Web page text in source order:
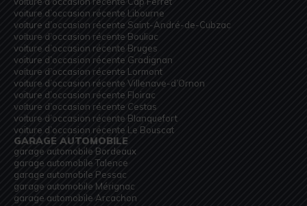
voiture d’occasion récente Libourne
voiture d’occasion récente Saint-André-de-Cubzac
voiture d’occasion récente Bouliac
voiture d’occasion récente Bruges
voiture d’occasion récente Gradignan
voiture d’occasion récente Lormont
voiture d’occasion récente Villenave-d’Ornon
voiture d’occasion récente Floirac
voiture d’occasion récente Cestas
voiture d’occasion récente Blanquefort
voiture d’occasion récente Le Bouscat
GARAGE AUTOMOBILE
garage automobile Bordeaux
garage automobile Talence
garage automobile Pessac
garage automobile Mérignac
garage automobile Arcachon